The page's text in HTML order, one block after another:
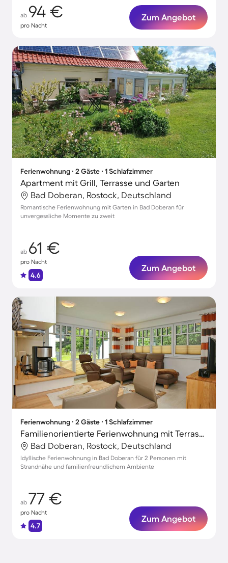
ab 94 €
pro Nacht
Zum Angebot
Ferienwohnung ∙ 2 Gäste ∙ 1 Schlafzimmer
Apartment mit Grill, Terrasse und Garten
Bad Doberan, Rostock, Deutschland
Romantische Ferienwohnung mit Garten in Bad Doberan für
unvergessliche Momente zu zweit
ab 61 €
pro Nacht
4.6
Zum Angebot
Ferienwohnung ∙ 2 Gäste ∙ 1 Schlafzimmer
Familienorientierte Ferienwohnung mit Terrasse | Gartenblick | Nah am Strand | Haustiere sind willkommen
Bad Doberan, Rostock, Deutschland
Idyllische Ferienwohnung in Bad Doberan für 2 Personen mit
Strandnähe und familienfreundlichem Ambiente
ab 77 €
pro Nacht
4.7
Zum Angebot